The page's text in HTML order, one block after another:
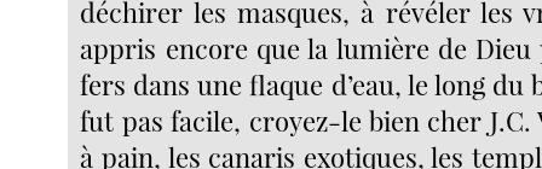
déchirer les masques, à révéler les
appris encore que la lumière de
fers dans une flaque d’eau, le long du
fut pas facile, croyez-le bien cher J.C.
à pain, les canaris exotiques, les